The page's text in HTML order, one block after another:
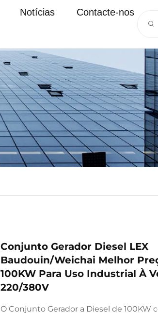
Notícias Contacte-nos
Conjunto Gerador Diesel LEX
Baudouin/Weichai Melhor
100KW Para Uso Industrial À
220/380V
O Conjunto Gerador a Diesel de 100KW